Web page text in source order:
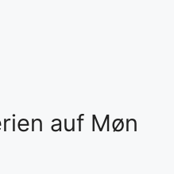
auf Møn